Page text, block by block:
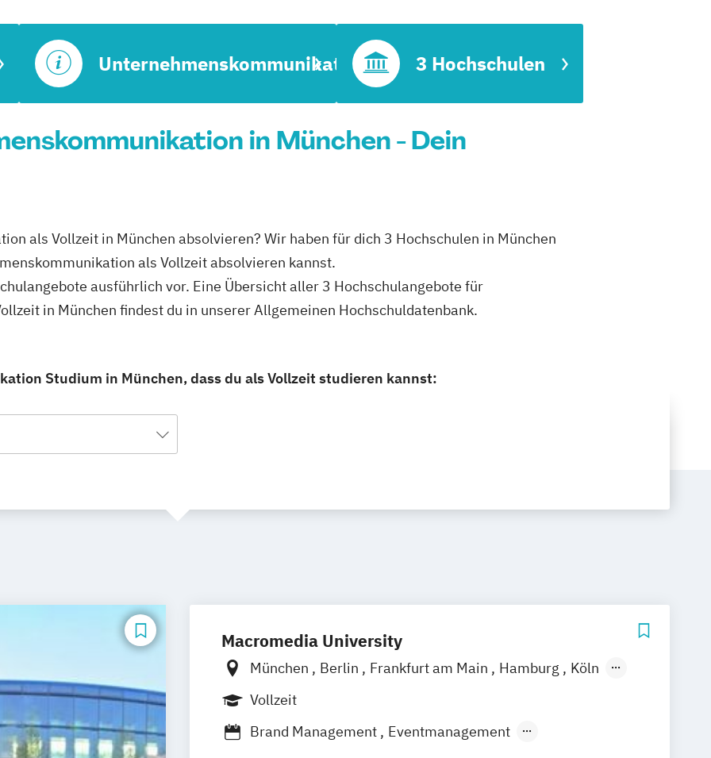
Unternehmenskommunikation 3 Hochschulen
in München - Dein
als Vollzeit in München absolvieren? Wir haben für dich 3 Hochschulen in München
als Vollzeit absolvieren kannst.
ausführlich vor. Eine Übersicht aller 3 Hochschulangebote für
in München findest du in unserer Allgemeinen Hochschuldatenbank.
Studium in München, dass du als Vollzeit studieren kannst:
Macromedia University
München Berlin Frankfurt am Main Hamburg
Köln
Leipzig
Vollzeit
Brand Management
Eventmanagement